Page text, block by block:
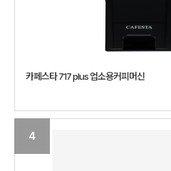
카페스타 717 plus 업소용커피머신
4